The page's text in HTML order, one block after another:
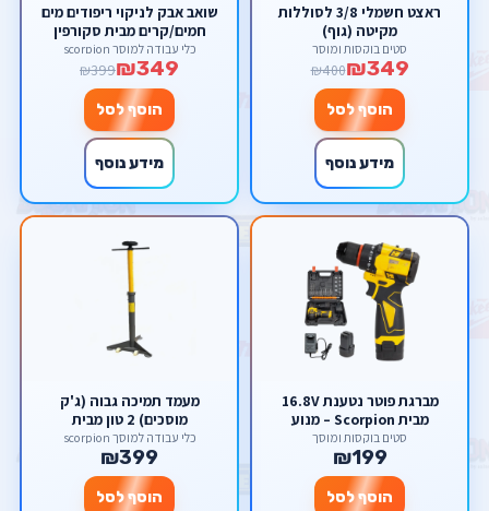
ראצט חשמלי 3/8 לסוללות
מקיטה (גוף)
סטים בוקסות ומוסך
₪349
₪400
הוסף לסל
מידע נוסף
שואב אבק לניקוי ריפודים מים
חמים/קרים מבית סקורפין
כלי עבודה למוסך scorpion
₪349
₪399
הוסף לסל
מידע נוסף
מברגת פוטר נטענת 16.8V
מבית Scorpion – מנוע
Brushless חזק, ערכת
אביזרים קשיחה ועיצוב
קומפקטי
סטים בוקסות ומוסך
₪199
הוסף לסל
מעמד תמיכה גבוה (ג'ק
מוסכים) 2 טון מבית
SCORPION – מתכוונן עם בסיס
גלגלים
כלי עבודה למוסך scorpion
₪399
הוסף לסל